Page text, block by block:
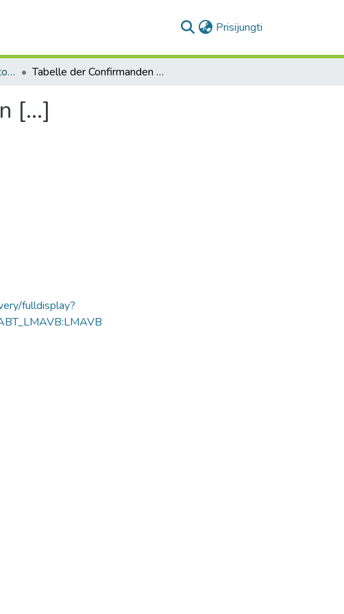
Prisijungti
Metrikos (Klaipėdos krašto aktų kolekcija. F14) Tabelle der Confirmanden des Kirch∫piels Szillen [...]
[...]
fulldisplay?